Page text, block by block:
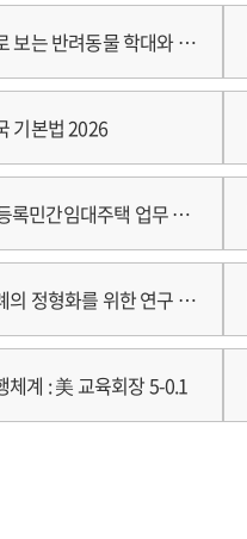
보는 반려동물 학대와 분
기본법 2026
록민간임대주택 업무 편
의 정형화를 위한 연구 :
체계 : 美 교육회장 5-0.1